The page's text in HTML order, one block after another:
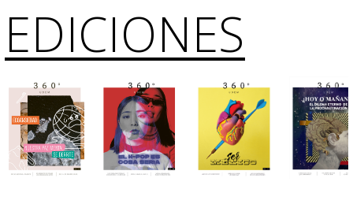
EDICIONES